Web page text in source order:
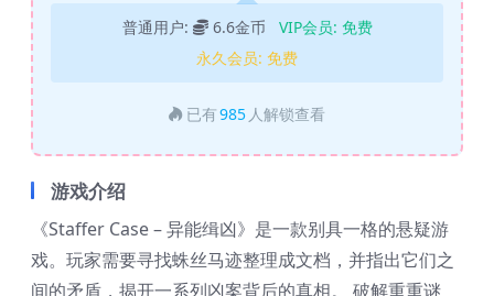
普通用户: 6.6金币 VIP会员: 免费
永久会员: 免费
已有985 人解锁查看
游戏介绍
《Staffer Case – 异能缉凶》是一款别具一格的悬疑游
戏。玩家需要寻找蛛丝马迹整理成文档，并指出它们之
间的矛盾，揭开一系列凶案背后的真相。 破解重重谜